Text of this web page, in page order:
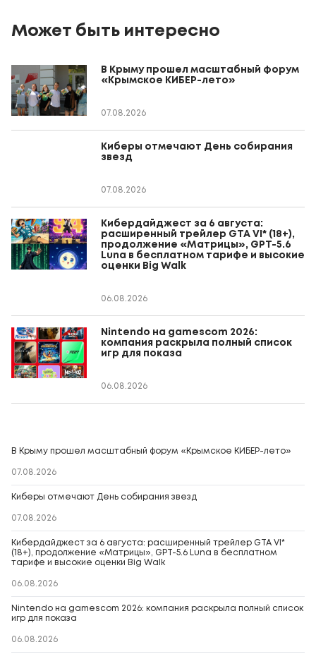
Может быть интересно
В Крыму прошел масштабный форум
«Крымское КИБЕР-лето»
07.08.2026
Киберы отмечают День собирания
звезд
07.08.2026
Кибердайджест за 6 августа:
расширенный трейлер GTA VI* (18+),
продолжение «Матрицы», GPT-5.6
Luna в бесплатном тарифе и высокие
оценки Big Walk
06.08.2026
Nintendo на gamescom 2026:
компания раскрыла полный список
игр для показа
06.08.2026
В Крыму прошел масштабный форум «Крымское КИБЕР-лето»
07.08.2026
Киберы отмечают День собирания звезд
07.08.2026
Кибердайджест за 6 августа: расширенный трейлер GTA VI*
(18+), продолжение «Матрицы», GPT-5.6 Luna в бесплатном
тарифе и высокие оценки Big Walk
06.08.2026
Nintendo на gamescom 2026: компания раскрыла полный список
игр для показа
06.08.2026